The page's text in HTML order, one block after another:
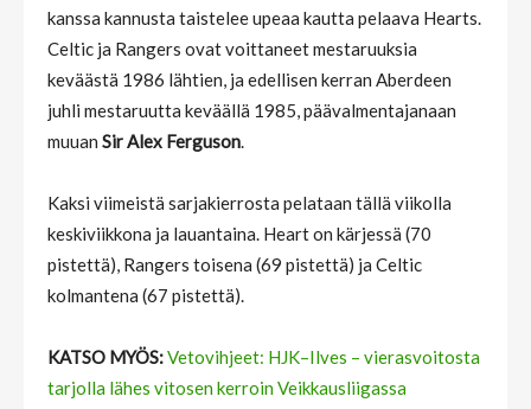
kanssa kannusta taistelee upeaa kautta pelaava Hearts.
Celtic ja Rangers ovat voittaneet mestaruuksia
keväästä 1986 lähtien, ja edellisen kerran Aberdeen
juhli mestaruutta keväällä 1985, päävalmentajanaan
muuan Sir Alex Ferguson.
Kaksi viimeistä sarjakierrosta pelataan tällä viikolla
keskiviikkona ja lauantaina. Heart on kärjessä (70
pistettä), Rangers toisena (69 pistettä) ja Celtic
kolmantena (67 pistettä).
KATSO MYÖS:Vetovihjeet: HJK–Ilves – vierasvoitosta
tarjolla lähes vitosen kerroin Veikkausliigassa